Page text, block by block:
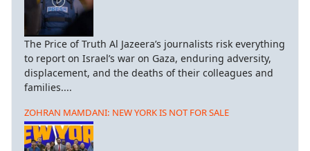
The Price of Truth Al Jazeera’s journalists risk everything
to report on Israel’s war on Gaza, enduring adversity,
displacement, and the deaths of their colleagues and
families....
ZOHRAN MAMDANI: NEW YORK IS NOT FOR SALE